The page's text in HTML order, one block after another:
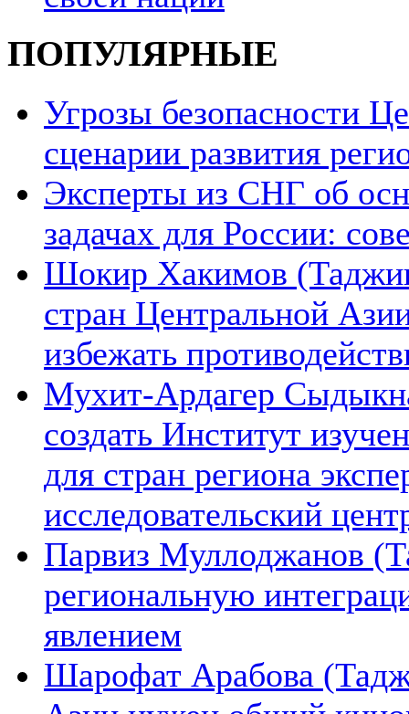
ПОПУЛЯРНЫЕ
Угрозы безопасности
сценарии развития
Эксперты из СНГ об
задачах для России:
Шокир Хакимов
стран Центральной
избежать
Мухит-Ардагер
создать Институт
для стран региона
исследовательский
Парвиз Муллоджанов
региональную
явлением
Шарофат Арабова